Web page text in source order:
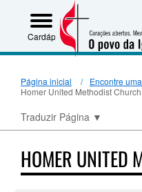
Cardápio
Página inicial
Encontre
Homer United Methodist Church
Traduzir Página ▼
HOMER UNITED